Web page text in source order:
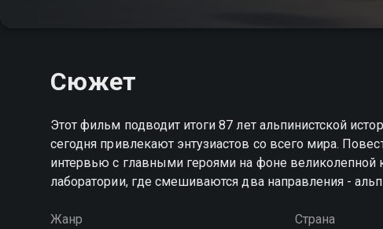
Сюжет
Этот фильм подводит итоги 87 лет альпинистской
сегодня привлекают энтузиастов со всего мира.
интервью с главными героями на фоне
лаборатории, где смешиваются два направления -
Жанр Страна